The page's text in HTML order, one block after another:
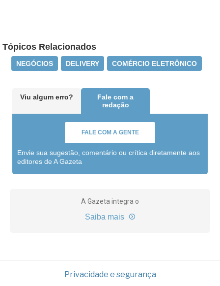
Tópicos Relacionados
NEGÓCIOS DELIVERY COMÉRCIO ELETRÔNICO
Viu algum erro?
Fale com a
redação
FALE COM A GENTE
Envie sua sugestão, comentário ou crítica diretamente aos
editores de A Gazeta
A Gazeta integra o
Saiba mais
Privacidade e segurança